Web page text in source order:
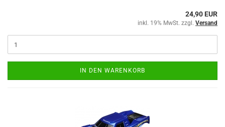
24,90 EUR
inkl. 19% MwSt. zzgl. Versand
IN DEN WARENKORB